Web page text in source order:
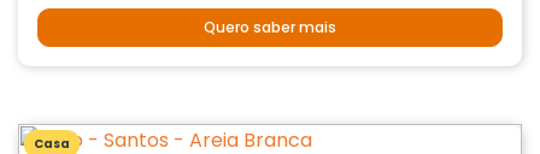
Quero saber mais
Casa